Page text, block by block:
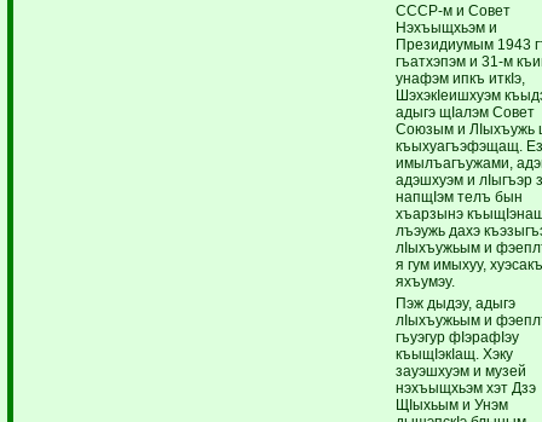
СССР-м и Совет
Нэхъыщхьэм и
Президиумым 1943
гъатхэпэм и 31-м
унафэм ипкъ иткIэ,
ШэхэкIеишхуэм
адыгэ щIалэм Совет
Союзым и ЛIыхъужь
къыхуагъэфэщащ.
имылъагъужами,
адэшхуэм и лIыгъэр
напщIэм телъ бын
хъарзынэ
лъэужь дахэ
лIыхъужьым и
я гум имыхуу,
яхъумэу.
Пэж дыдэу, адыгэ
лIыхъужьым и
гъуэгур фIэрафIэу
къыщIэкIащ. Хэку
зауэшхуэм и музей
нэхъыщхьэм хэт Дзэ
ЩIыхьым и Унэм